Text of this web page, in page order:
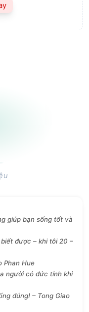
giúp bạn sống tốt và
được – khi tôi 20 –
Phan Hue
người có đức tính khi
đúng! – Tong Giao